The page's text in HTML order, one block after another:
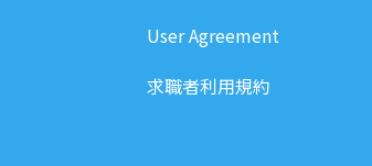
User Agreement
求職者利用規約